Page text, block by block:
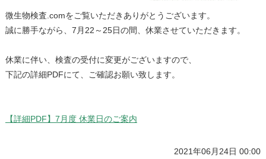
微生物検査.comをご覧いただきありがとうございます。
誠に勝手ながら、7月22～25日の間、休業させていただきます。
休業に伴い、検査の受付に変更がございますので、
下記の詳細PDFにて、ご確認お願い致します。
【詳細PDF】7月度 休業日のご案内
2021年06月24日 00:00